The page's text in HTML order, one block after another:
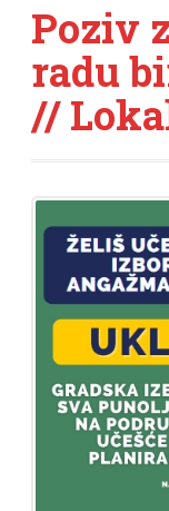
Poziv
radu
//